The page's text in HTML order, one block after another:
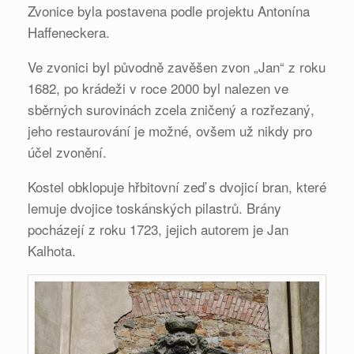
Zvonice byla postavena podle projektu Antonína
Haffeneckera.
Ve zvonici byl původně zavěšen zvon „Jan“ z roku
1682, po krádeži v roce 2000 byl nalezen ve
sběrných surovinách zcela zničený a rozřezaný,
jeho restaurování je možné, ovšem už nikdy pro
účel zvonění.
Kostel obklopuje hřbitovní zeď s dvojicí bran, které
lemuje dvojice toskánských pilastrů. Brány
pocházejí z roku 1723, jejich autorem je Jan
Kalhota.